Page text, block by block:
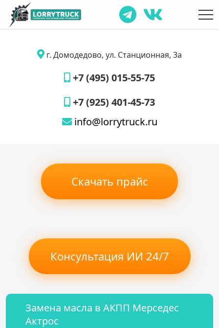
г. Домодедово, ул. Станционная, 3а
+7 (495) 015-55-75
+7 (925) 401-45-73
info@lorrytruck.ru
Скачать прайс
Консультация ИИ 24/7
Замена масла в АКПП Мерседес
Актрос